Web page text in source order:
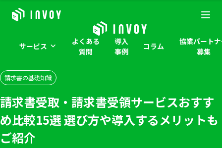
サービス
よくある
質問
導入
事例
コラム
協業パート
募集
請求書の基礎知識
請求書受取・請求書受領サービスおすす
め比較15選 選び方や導入するメリットも
ご紹介